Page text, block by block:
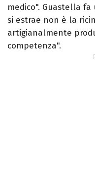
medico". Guastella
si estrae non è la
artigianalmente
competenza".